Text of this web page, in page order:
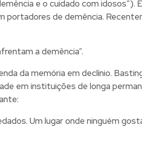
e o cuidado com idosos”).
portadores de demência.
a demência”.
da memória em declínio.
em instituições de longa
Um lugar onde ninguém